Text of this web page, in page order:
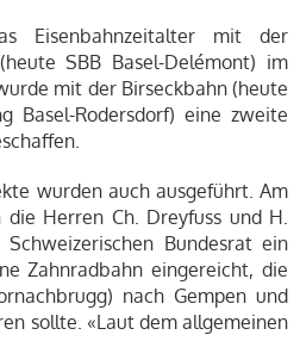
Eisenbahnzeitalter mit der
SBB Basel-Delémont) im
mit der Birseckbahn (heute
Basel-Rodersdorf) eine zweite
wurden auch ausgeführt. Am
Herren Ch. Dreyfuss und H.
Bundesrat ein
Zahnradbahn eingereicht, die
nach Gempen und
sollte. «Laut dem allgemeinen